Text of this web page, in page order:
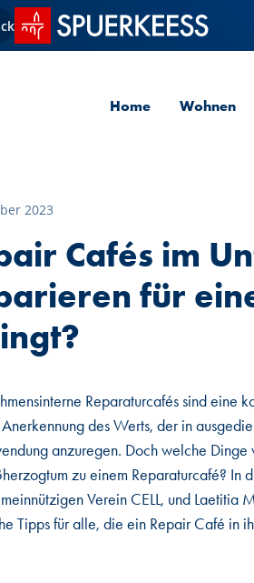
Startseite SPUERKEESS
Home Wohnen
2023
Cafés im
für
Reparaturcafés sind eine
Anerkennung des Werts, der in
anzuregen. Doch welche
zu einem Reparaturcafé? In
Verein CELL, und
Tipps für alle, die ein Repair Café in